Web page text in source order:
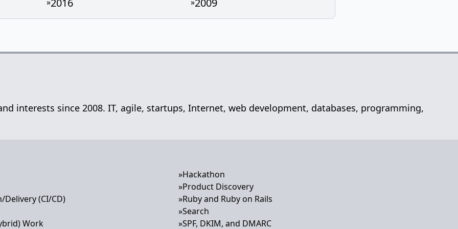
2016 2009
interests since 2008. IT, agile, startups, Internet, web development, databases, programming,
(CI/CD)
Work
»Hackathon
»Product Discovery
»Ruby and Ruby on Rails
»Search
»SPF, DKIM, and DMARC